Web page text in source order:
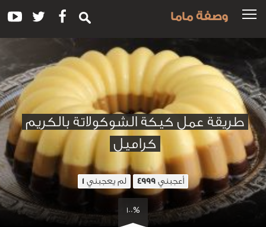
وصفة ماما
طريقة عمل كيكة الشوكولاتة بالكريم
كراميل
أعجبني 4999 لم يعجبني 1
100%